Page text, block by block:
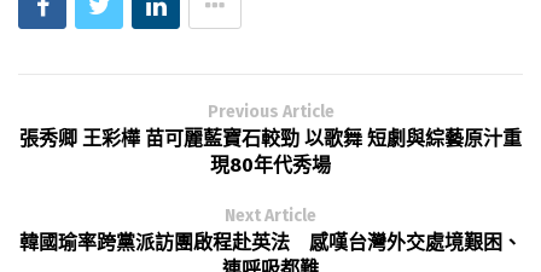
Previous Article
張秀卿 王彩樺 苗可麗藍寶石較勁 以歌舞 短劇與綜藝原汁重
現80年代秀場
Next Article
韓國瑜率跨黨派訪團啟程赴英法 感嘆台灣外交處境艱困、